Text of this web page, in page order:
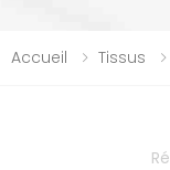
Accueil Tissus